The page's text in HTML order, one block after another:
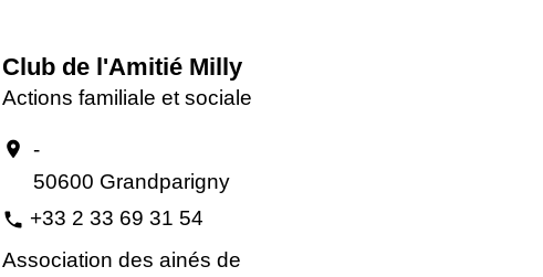
Club de l'Amitié Milly
Actions familiale et sociale
location_on
-
50600 Grandparigny
phone +33 2 33 69 31 54
Association des ainés de